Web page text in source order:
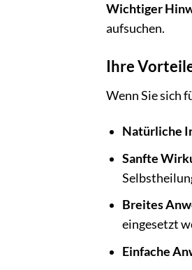
Wichtiger
aufsuchen.
Ihre
Wenn Sie sich
Natürliche
Sanfte
Breites
eingesetzt
Einfache